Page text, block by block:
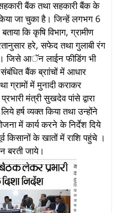
बैंक तथा सहकारी बैंक के
जा चुका है। जिन्हें लगभग 6
कि कृषि विभाग, ग्रामीण
हरे, सफेद तथा गुलाबी रंग
जिसे आॅन लाईन फीडिंग भी
बैंक ब्राांचों में आधार
ग्रामों में मुनादी कराकर
मंत्री सुखदेव पांसे द्वारा
हर्ष व्यक्त किया तथा उन्होंने
में कार्य करने के निर्देश दिये
किसानों के खातों में राशि पहुंचे ।
बरती जाये।